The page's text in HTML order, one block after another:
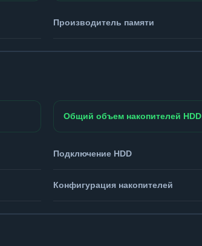
Производитель памяти
Общий объем накопителей HDD
Подключение HDD
Конфигурация накопителей